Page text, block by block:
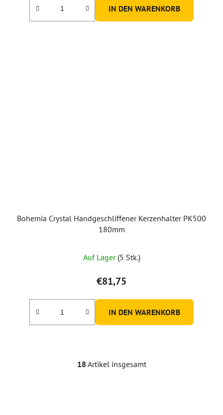
IN DEN WARENKORB
Bohemia Crystal Handgeschliffener Kerzenhalter PK500
180mm
Auf Lager (5 Stk.)
€81,75
IN DEN WARENKORB
S
18 Artikel insgesamt